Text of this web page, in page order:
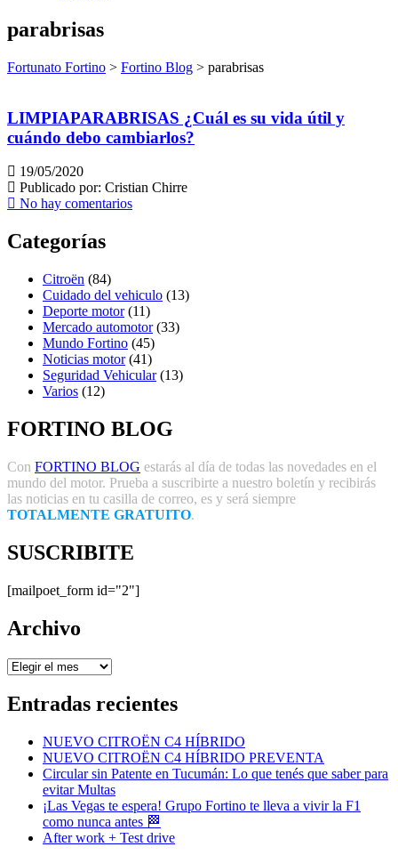
parabrisas
Fortunato Fortino > Fortino Blog > parabrisas
LIMPIAPARABRISAS ¿Cuál es su vida útil y
cuándo debo cambiarlos?
19/05/2020
Publicado por: Cristian Chirre
No hay comentarios
Categorías
Citroën (84)
Cuidado del vehiculo (13)
Deporte motor(11)
Mercado automotor(33)
Mundo Fortino (45)
Noticias motor(41)
Seguridad Vehicular(13)
Varios (12)
FORTINO BLOG
Con FORTINO BLOG estarás al día de todas las novedades en el
mundo del motor. Prueba a suscribirte a nuestro boletín y recibirás
las noticias en tu casilla de correo, es y será siempre
TOTALMENTE GRATUITO.
SUSCRIBITE
[mailpoet_form id="2"]
Archivo
Archivo
Entradas recientes
NUEVO CITROËN C4 HÍBRIDO
NUEVO CITROËN C4 HÍBRIDO PREVENTA
Circular sin Patente en Tucumán: Lo que tenés que saber para
evitar Multas
¡Las Vegas te espera! Grupo Fortino te lleva a vivir la F1
como nunca antes 🏁
After work + Test drive